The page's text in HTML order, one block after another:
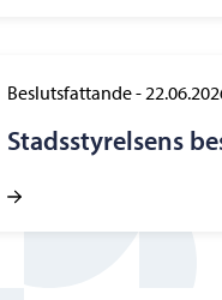
Beslutsfattande-
Stadsstyrelsens